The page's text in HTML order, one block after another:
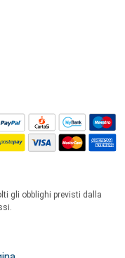
gli obblighi previsti dalla